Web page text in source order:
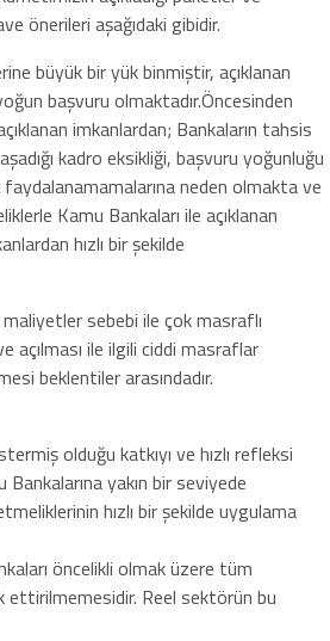
önerileri aşağıdaki gibidir.
büyük bir yük binmiştir, açıklanan
başvuru olmaktadır.Öncesinden
imkanlardan; Bankaların tahsis
kadro eksikliği, başvuru yoğunluğu
neden olmakta ve
Kamu Bankaları ile açıklanan
hızlı bir şekilde
maliyetler sebebi ile çok masraflı
açılması ile ilgili ciddi masraflar
beklentiler arasındadır.
olduğu katkıyı ve hızlı refleksi
yakın bir seviyede
hızlı bir şekilde uygulama
öncelikli olmak üzere tüm
ettirilmemesidir. Reel sektörün bu